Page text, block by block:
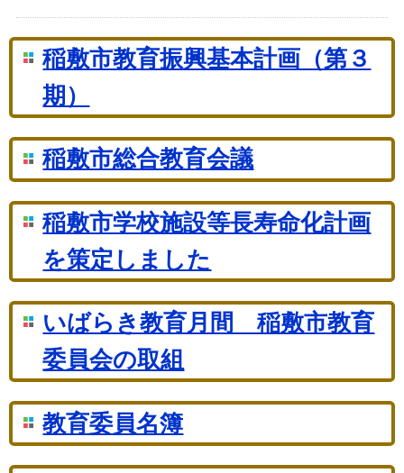
稲敷市教育振興基本計画（第３
期）
稲敷市総合教育会議
稲敷市学校施設等長寿命化計画
を策定しました
いばらき教育月間 稲敷市教育
委員会の取組
教育委員名簿